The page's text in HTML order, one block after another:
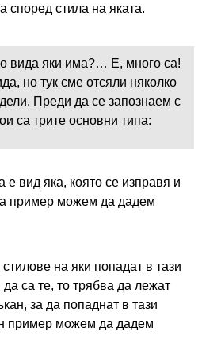
според стила на яката.
вида яки има?… Е, много са!
но тук сме отсяли няколко
Преди да се запознаем с
са трите основни типа:
е вид яка, която се изправя и
пример можем да дадем
на яки попадат в тази
да са те, то трябва да лежат
за да попаднат в тази
пример можем да дадем